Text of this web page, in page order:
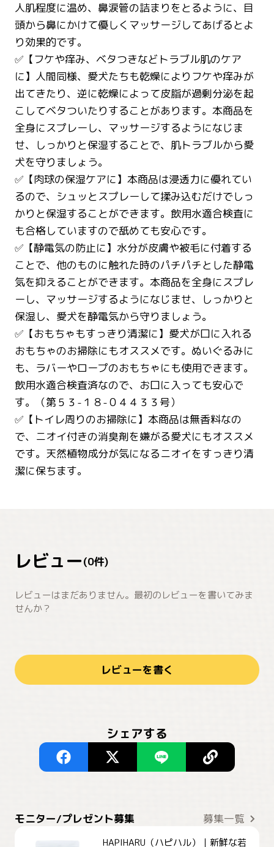
人肌程度に温め、鼻涙管の詰まりをとるように、目
頭から鼻にかけて優しくマッサージしてあげるとよ
り効果的です。
✅【フケや痒み、ベタつきなどトラブル肌のケア
に】人間同様、愛犬たちも乾燥によりフケや痒みが
出てきたり、逆に乾燥によって皮脂が過剰分泌を起
こしてベタついたりすることがあります。本商品を
全身にスプレーし、マッサージするようになじま
せ、しっかりと保湿することで、肌トラブルから愛
犬を守りましょう。
✅【肉球の保湿ケアに】本商品は浸透力に優れてい
るので、シュッとスプレーして揉み込むだけでしっ
かりと保湿することができます。飲用水適合検査に
も合格していますので舐めても安心です。
✅【静電気の防止に】水分が皮膚や被毛に付着する
ことで、他のものに触れた時のパチパチとした静電
気を抑えることができます。本商品を全身にスプレ
ーし、マッサージするようになじませ、しっかりと
保湿し、愛犬を静電気から守りましょう。
✅【おもちゃもすっきり清潔に】愛犬が口に入れる
おもちゃのお掃除にもオススメです。ぬいぐるみに
も、ラバーやロープのおもちゃにも使用できます。
飲用水適合検査済なので、お口に入っても安心で
す。（第５３-１８-０４４３３号）
✅【トイレ周りのお掃除に】本商品は無香料なの
で、ニオイ付きの消臭剤を嫌がる愛犬にもオススメ
です。天然植物成分が気になるニオイをすっきり清
潔に保ちます。
レビュー(0件)
レビューはまだありません。最初のレビューを書いてみま
せんか？
レビューを書く
シェアする
モニター/プレゼント募集 募集一覧
HAPIHARU（ハピハル）｜新鮮な若